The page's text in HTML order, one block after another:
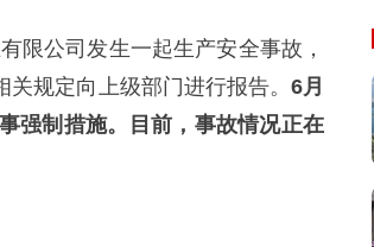
限公司发生一起生产安全事故，
规定向上级部门进行报告。 6月
强制措施。目前，事故情况正在